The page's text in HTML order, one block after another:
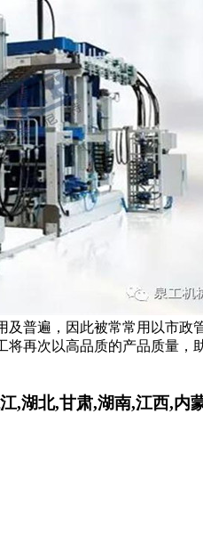
普遍，因此被常常用以市
再次以高品质的产品质量
,湖北,甘肃,湖南,江西,内